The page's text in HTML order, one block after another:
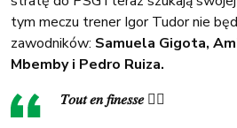
tym meczu trener Igor Tudor nie
zawodników: Samuela Gigota,
Mbemby i Pedro Ruiza.
𝑇𝑜𝑢𝑡 𝑒𝑛 𝑓𝑖𝑛𝑒𝑠𝑠𝑒 🧏‍♂️